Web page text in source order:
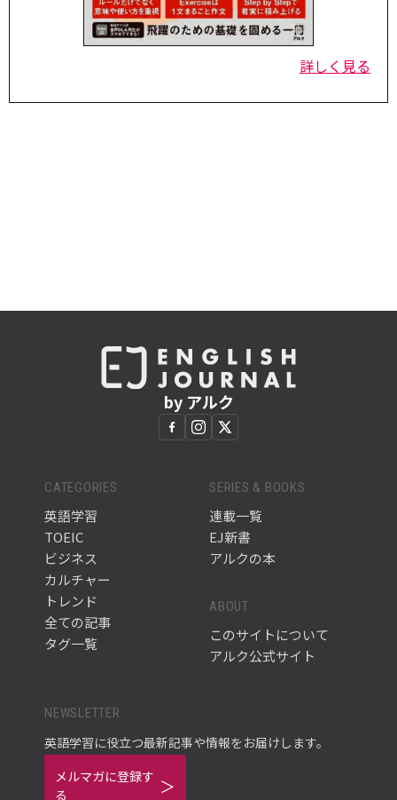
詳しく見る
by アルク
CATEGORIES
英語学習
TOEIC
ビジネス
カルチャー
トレンド
全ての記事
タグ一覧
SERIES & BOOKS
連載一覧
EJ新書
アルクの本
ABOUT
このサイトについて
アルク公式サイト
NEWSLETTER
英語学習に役立つ最新記事や情報をお届けします。
メルマガに登録す
る